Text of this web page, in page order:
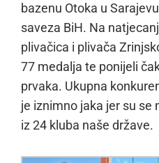
bazenu Otoka u
saveza BiH. Na
plivačica i plivača
77 medalja te ponijeli
prvaka. Ukupna
je iznimno jaka jer su se
iz 24 kluba naše države.